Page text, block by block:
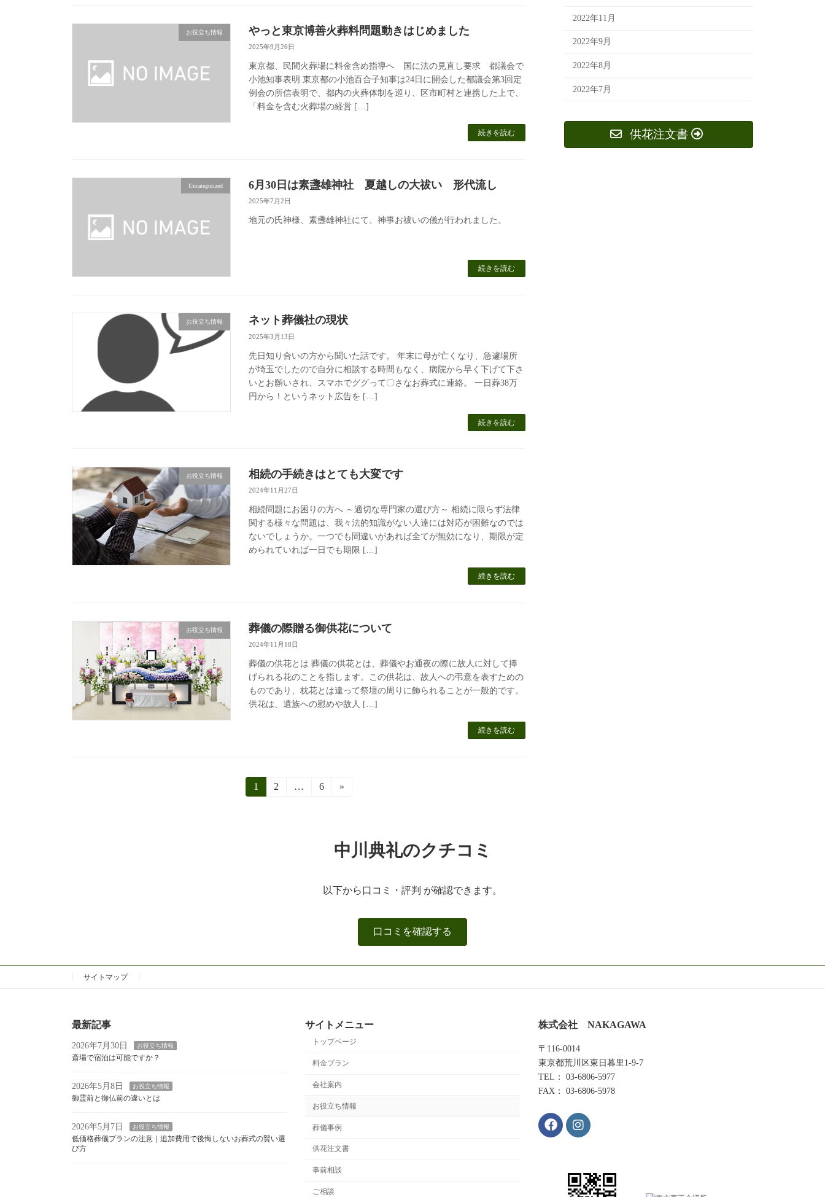
お役立ち情報 やっと東京博善火葬料問題動きはじめました
2025年9月26日
東京都、民間火葬場に料金含め指導へ 国に法の見直し要求 都議会で
小池知事表明 東京都の小池百合子知事は24日に開会した都議会第3回定
例会の所信表明で、都内の火葬体制を巡り、区市町村と連携した上で、
「料金を含む火葬場の経営 […]
続きを読む
Uncategorized 6月30日は素盞雄神社 夏越しの大祓い 形代流し
2025年7月2日
地元の氏神様、素盞雄神社にて、神事お祓いの儀が行われました。
続きを読む
お役立ち情報 ネット葬儀社の現状
2025年3月13日
先日知り合いの方から聞いた話です。 年末に母が亡くなり、急遽場所
が埼玉でしたので自分に相談する時間もなく、病院から早く下げて下さ
いとお願いされ、スマホでググって〇さなお葬式に連絡。 一日葬38万
円から！というネット広告を […]
続きを読む
お役立ち情報 相続の手続きはとても大変です
2024年11月27日
相続問題にお困りの方へ ～適切な専門家の選び方～ 相続に限らず法律
関する様々な問題は、我々法的知識がない人達には対応が困難なのでは
ないでしょうか。一つでも間違いがあれば全てが無効になり、期限が定
められていれば一日でも期限 […]
続きを読む
お役立ち情報 葬儀の際贈る御供花について
2024年11月18日
葬儀の供花とは 葬儀の供花とは、葬儀やお通夜の際に故人に対して捧
げられる花のことを指します。この供花は、故人への弔意を表すための
ものであり、枕花とは違って祭壇の周りに飾られることが一般的です。
供花は、遺族への慰めや故人 […]
続きを読む
固
定
1
固
2 …
固
6 »
2022年11月
2022年9月
2022年8月
2022年7月
供花注文書
中川典礼のクチコミ
以下から口コミ・評判 が確認できます。
口コミを確認する
サイトマップ
最新記事
2026年7月30日 お役立ち情報
斎場で宿泊は可能ですか？
2026年5月8日 お役立ち情報
御霊前と御仏前の違いとは
2026年5月7日 お役立ち情報
低価格葬儀プランの注意｜追加費用で後悔しないお葬式の賢い選
び方
サイトメニュー
トップページ
料金プラン
会社案内
お役立ち情報
葬儀事例
供花注文書
事前相談
ご相談
株式会社 NAKAGAWA
〒116-0014
東京都荒川区東日暮里1-9-7
TEL： 03-6806-5977
FAX： 03-6806-5978